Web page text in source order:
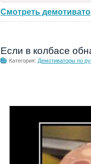
Смотреть
Если в колбасе
Категория: Демотиваторы по